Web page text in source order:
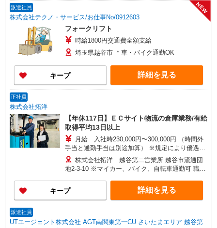
派遣社員
株式会社テクノ・サービス/お仕事No/0912603
NEW
フォークリフト
時給1800円交通費全額支給
埼玉県越谷市 ＊車・バイク通勤OK
キープ 詳細を見る
正社員
株式会社拓洋
【年休117日】ＥＣサイト物流の倉庫業務/有給
取得平均13日以上
月給 入社時230,000円〜300,000円 （時間外
手当と通勤手当は別途加算） ※規定により優遇有
▼毎年昇給する給与制度 当社は≪号俸・等級制に
よる給与制度≫を導入 給与も賞与も『働いた分だ
け しっかり支給』する制度です ・内訳は賃金テー
ブルで明瞭◎ 意味不明な手当無し ・時間が大切
な方や稼ぎ重視の方 どちらも満足☆ ・定期昇給
で毎年昇給します!! ☆給与・賞与の支給水準は 30
プを実施 毎年の定期昇給に加え、大幅に増額しま
した◎ 今期も絶好調なので 来期の大幅ＵＰが期待
株式会社拓洋 越谷第二営業所 越谷市流通団
地2-3-10 ※マイカー、バイク、自転車通勤可 職場
煙室があります 倉庫内作業場も冷暖房完備！ もち
ろん休憩室も空調設置済みなので快適です
キープ 詳細を見る
派遣社員
UTエージェント株式会社 AGT南関東第一CU さいたまエリア 越谷第